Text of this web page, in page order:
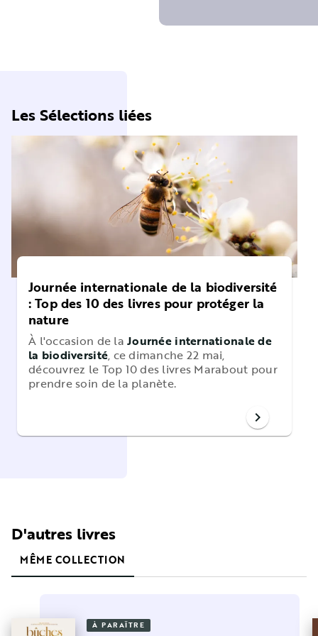
Les Sélections liées
Journée internationale de la biodiversité
: Top des 10 des livres pour protéger la
nature
À l'occasion de laJournée internationale de
la biodiversité, ce dimanche 22 mai,
découvrez le Top 10 des livres Marabout pour
prendre soin de la planète.
chevron_right
D'autres livres
MÊME COLLECTION
À PARAÎTRE